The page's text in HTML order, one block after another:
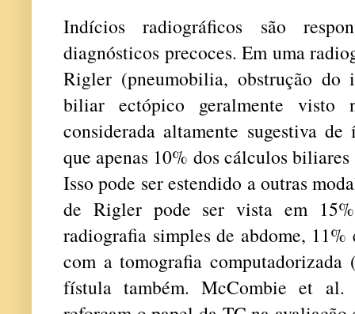
Indícios radiográficos são
diagnósticos precoces. Em uma
Rigler (pneumobilia, obstrução do
biliar ectópico geralmente
considerada altamente sugestiva
que apenas 10% dos cálculos
Isso pode ser estendido a outras
de Rigler pode ser vista em
radiografia simples de abdome,
com a tomografia
fístula também. McCombie et al.